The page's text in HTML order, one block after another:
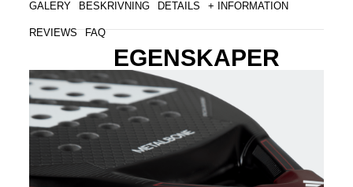
GALERY BESKRIVNING DETAILS + INFORMATION
REVIEWS FAQ
EGENSKAPER